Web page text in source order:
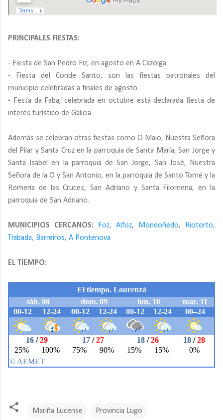
PRINCIPALES FIESTAS:
- Fiesta de San Pedro Fiz, en agosto en A Cazolga.
- Fiesta del Conde Santo, son las fiestas patronales del
municipio celebradas a finales de agosto.
- Festa da Faba, celebrada en octubre está declarada fiesta de
interés turístico de Galicia.
Además se celebran otras fiestas como O Maio, Nuestra Señora
del Pilar y Santa Cruz en la parroquia de Santa María, San Jorge y
Santa Isabel en la parroquia de San Jorge, San José, Nuestra
Señora de la O y San Antonio, en la parroquia de Santo Tomé y la
Romería de las Cruces, San Adriano y Santa Filomena, en la
parroquia de San Adriano.
MUNICIPIOS CERCANOS: Foz, Alfoz, Mondoñedo, Riotorto,
Trabada, Barreiros, A Pontenova
EL TIEMPO:
Mariña Lucense Provincia Lugo